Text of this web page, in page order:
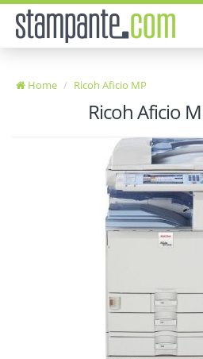
Home Ricoh Aficio MP
Ricoh Aficio